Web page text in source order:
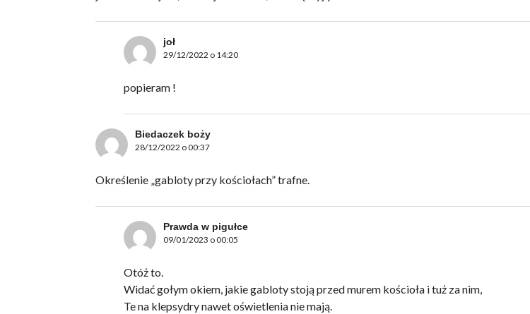
joł
29/12/2022 o 14:20
popieram !
Biedaczek boży
28/12/2022 o 00:37
Określenie „gabloty przy kościołach” trafne.
Prawda w pigułce
09/01/2023 o 00:05
Otóż to.
Widać gołym okiem, jakie gabloty stoją przed murem kościoła i tuż za nim,
Te na klepsydry nawet oświetlenia nie mają.